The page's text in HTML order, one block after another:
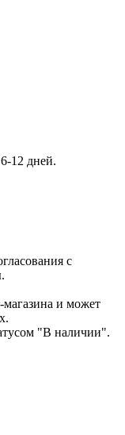
12 дней.
с
магазина и может
"В наличии".